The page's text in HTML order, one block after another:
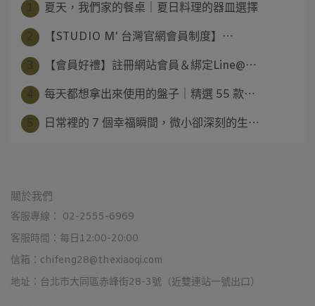
夏天，我們家的餐桌｜夏日料理的器皿選擇
【STUDIO M' 台灣官網會員制度】⋯
【會員好禮】註冊網站會員＆綁定Line@⋯
每天都想拿出來使用的盤子｜精選 55 款⋯
日常裡的 7 個幸福瞬間，微小卻深刻的生⋯
關於我們
客服專線： 02-2555-6969
客服時間：每日12:00-20:00
信箱：chifeng28@thexiaoqi.com
地址：台北市大同區赤峰街28-3號（近雙連站一號出口）